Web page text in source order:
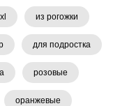
xl из рогожки
для подростка
розовые
оранжевые